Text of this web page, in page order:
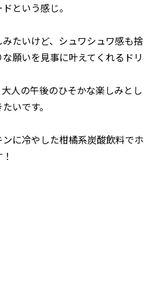
という感じ。
たいけど、シュワシュワ感も捨
願いを見事に叶えてくれるドリ
人の午後のひそかな楽しみとし
いです。
に冷やした柑橘系炭酸飲料でホ